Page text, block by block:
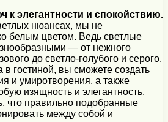
к элегантности и спокойствию.
нюансах, мы не
белым цветом. Ведь светлые
— от нежного
до светло-голубого и серого.
в гостиной, вы сможете создать
и умиротворения, а также
изящность и элегантность.
что правильно подобранные
между собой и